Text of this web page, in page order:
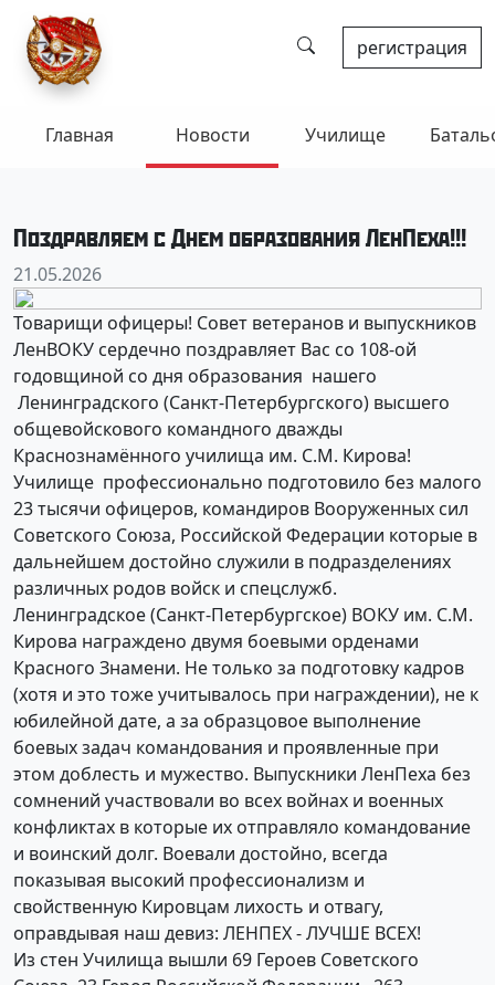
регистрация
Главная Новости Училище
Поздравляем с Днем образования ЛенПеха!!!
21.05.2026
Товарищи офицеры! Совет ветеранов и выпускников
ЛенВОКУ сердечно поздравляет Вас со 108-ой
годовщиной со дня образования нашего
Ленинградского (Санкт-Петербургского) высшего
общевойскового командного дважды
Краснознамённого училища им. С.М. Кирова!
Училище профессионально подготовило без малого
23 тысячи офицеров, командиров Вооруженных сил
Советского Союза, Российской Федерации которые в
дальнейшем достойно служили в подразделениях
различных родов войск и спецслужб.
Ленинградское (Санкт-Петербургское) ВОКУ им. С.М.
Кирова награждено двумя боевыми орденами
Красного Знамени. Не только за подготовку кадров
(хотя и это тоже учитывалось при награждении), не к
юбилейной дате, а за образцовое выполнение
боевых задач командования и проявленные при
этом доблесть и мужество. Выпускники ЛенПеха без
сомнений участвовали во всех войнах и военных
конфликтах в которые их отправляло командование
и воинский долг. Воевали достойно, всегда
показывая высокий профессионализм и
свойственную Кировцам лихость и отвагу,
оправдывая наш девиз: ЛЕНПЕХ - ЛУЧШЕ ВСЕХ!
Из стен Училища вышли 69 Героев Советского